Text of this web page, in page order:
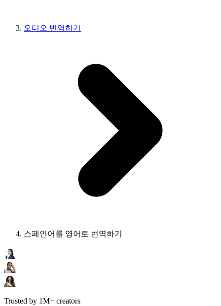
오디오 번역하기
스페인어를 영어로 번역하기
Trusted by 1M+ creators